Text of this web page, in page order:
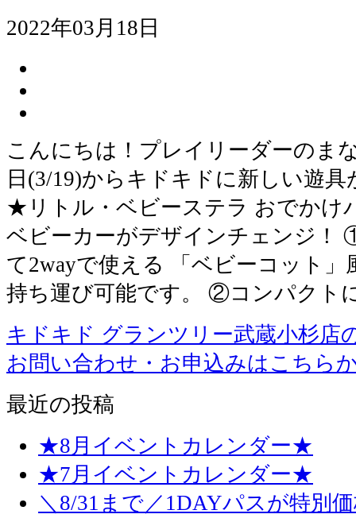
2022年03月18日
こんにちは！プレイリーダーのま
日(3/19)からキドキドに新しい遊
★リトル・ベビーステラ おでかけ
ベビーカーがデザインチェンジ！
て2wayで使える 「ベビーコット
持ち運び可能です。 ②コンパクト
キドキド グランツリー武蔵小杉店
お問い合わせ・お申込みはこちら
最近の投稿
★8月イベントカレンダー★
★7月イベントカレンダー★
＼8/31まで／1DAYパスが特別